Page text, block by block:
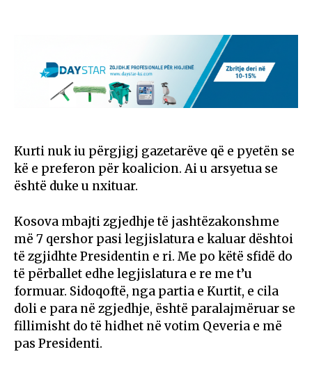
Kurti nuk iu përgjigj gazetarëve që e pyetën se
kë e preferon për koalicion. Ai u arsyetua se
është duke u nxituar.
Kosova mbajti zgjedhje të jashtëzakonshme
më 7 qershor pasi legjislatura e kaluar dështoi
të zgjidhte Presidentin e ri. Me po këtë sfidë do
të përballet edhe legjislatura e re me t’u
formuar. Sidoqoftë, nga partia e Kurtit, e cila
doli e para në zgjedhje, është paralajmëruar se
fillimisht do të hidhet në votim Qeveria e më
pas Presidenti.